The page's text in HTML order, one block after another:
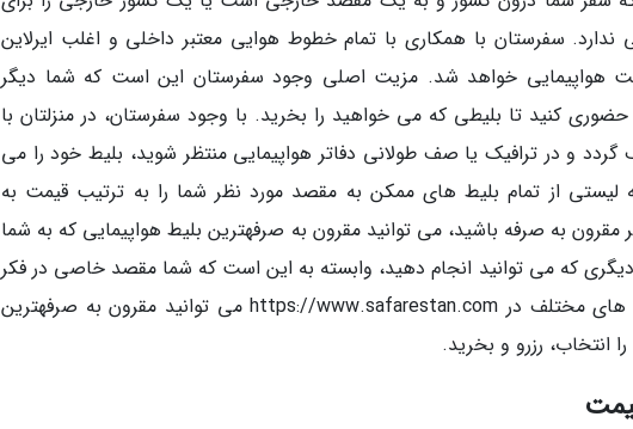
ندارد. سفرستان با همکاری با تمام خطوط هوایی معتبر داخلی و اغلب ایرلاین
هواپیمایی خواهد شد. مزیت اصلی وجود سفرستان این است که شما دیگر
حضوری کنید تا بلیطی که می خواهید را بخرید. با وجود سفرستان، در منزلتان با
و در ترافیک یا صف طولانی دفاتر هواپیمایی منتظر شوید، بلیط خود را می
از تمام بلیط های ممکن به مقصد مورد نظر شما را به ترتیب قیمت به
به صرفه باشید، می توانید مقرون به صرفهترین بلیط هواپیمایی که به شما
دیگری که می توانید انجام دهید، وابسته به این است که شما مقصد خاصی در فکر
نداشته باشید. اینچنین با جستجوی بلیط های مختلف در https://www.safarestan.com می توانید مقرون به صرفهترین
رزرو و بخرید.